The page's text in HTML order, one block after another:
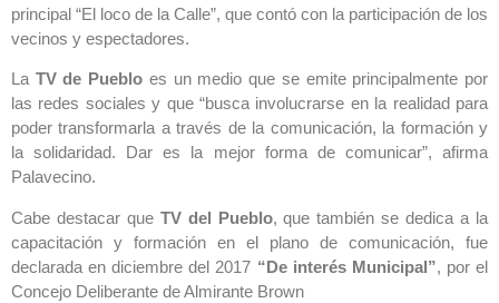
principal “El loco de la Calle”, que contó con la participación de los
vecinos y espectadores.
La TV de Pueblo es un medio que se emite principalmente por
las redes sociales y que “busca involucrarse en la realidad para
poder transformarla a través de la comunicación, la formación y
la solidaridad. Dar es la mejor forma de comunicar”, afirma
Palavecino.
Cabe destacar que TV del Pueblo, que también se dedica a la
capacitación y formación en el plano de comunicación, fue
declarada en diciembre del 2017 “De interés Municipal”, por el
Concejo Deliberante de Almirante Brown